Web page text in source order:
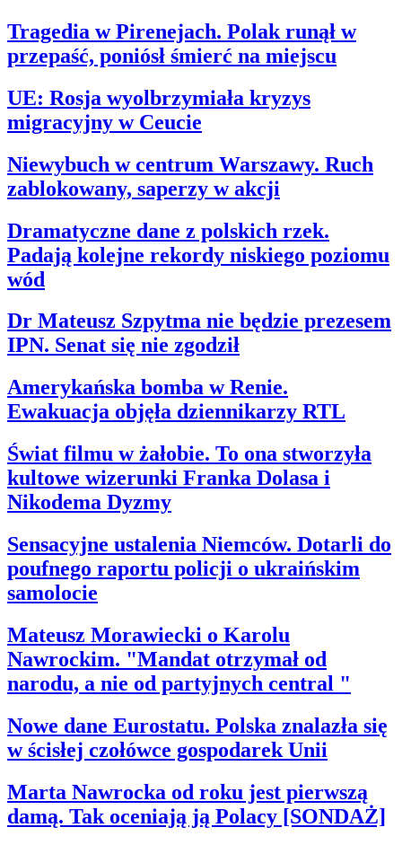
Tragedia w Pirenejach. Polak runął w
przepaść, poniósł śmierć na miejscu
UE: Rosja wyolbrzymiała kryzys
migracyjny w Ceucie
Niewybuch w centrum Warszawy. Ruch
zablokowany, saperzy w akcji
Dramatyczne dane z polskich rzek.
Padają kolejne rekordy niskiego poziomu
wód
Dr Mateusz Szpytma nie będzie prezesem
IPN. Senat się nie zgodził
Amerykańska bomba w Renie.
Ewakuacja objęła dziennikarzy RTL
Świat filmu w żałobie. To ona stworzyła
kultowe wizerunki Franka Dolasa i
Nikodema Dyzmy
Sensacyjne ustalenia Niemców. Dotarli do
poufnego raportu policji o ukraińskim
samolocie
Mateusz Morawiecki o Karolu
Nawrockim. "Mandat otrzymał od
narodu, a nie od partyjnych central "
Nowe dane Eurostatu. Polska znalazła się
w ścisłej czołówce gospodarek Unii
Marta Nawrocka od roku jest pierwszą
damą. Tak oceniają ją Polacy [SONDAŻ]